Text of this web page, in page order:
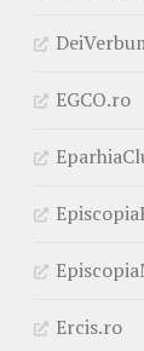
EGCO.ro
Ercis.ro